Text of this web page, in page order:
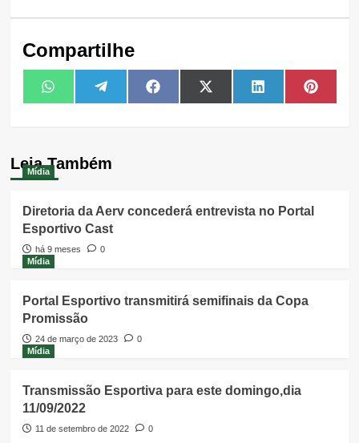
Compartilhe
Share
on
WhatsAppShare
on
TelegramShare
on
FacebookShare
on
X
(Twitter)
Share
on
LinkedIn Share
on
Leia Também
Mídia
Diretoria da Aerv concederá entrevista no Portal
Esportivo Cast
há 9 meses
0
Mídia
Portal Esportivo transmitirá semifinais da Copa
Promissão
24 de março de 2023
0
Mídia
Transmissão Esportiva para este domingo,dia
11/09/2022
11 de setembro de 2022 0